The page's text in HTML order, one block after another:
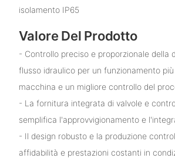
isolamento IP65
Valore Del Prodotto
- Controllo preciso e proporzionale della
flusso idraulico per un funzionamento
macchina e un migliore controllo del
- La fornitura integrata di valvole e
semplifica l'approvvigionamento e
- Il design robusto e la produzione
affidabilità e prestazioni costanti in